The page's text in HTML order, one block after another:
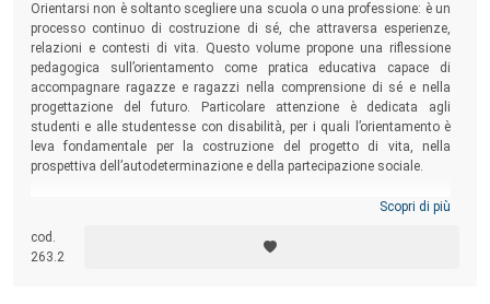
Orientarsi non è soltanto scegliere una scuola o una professione: è un
processo continuo di costruzione di sé, che attraversa esperienze,
relazioni e contesti di vita. Questo volume propone una riflessione
pedagogica sull’orientamento come pratica educativa capace di
accompagnare ragazze e ragazzi nella comprensione di sé e nella
progettazione del futuro. Particolare attenzione è dedicata agli
studenti e alle studentesse con disabilità, per i quali l’orientamento è
leva fondamentale per la costruzione del progetto di vita, nella
prospettiva dell’autodeterminazione e della partecipazione sociale.
Scopri di più
cod.
263.2